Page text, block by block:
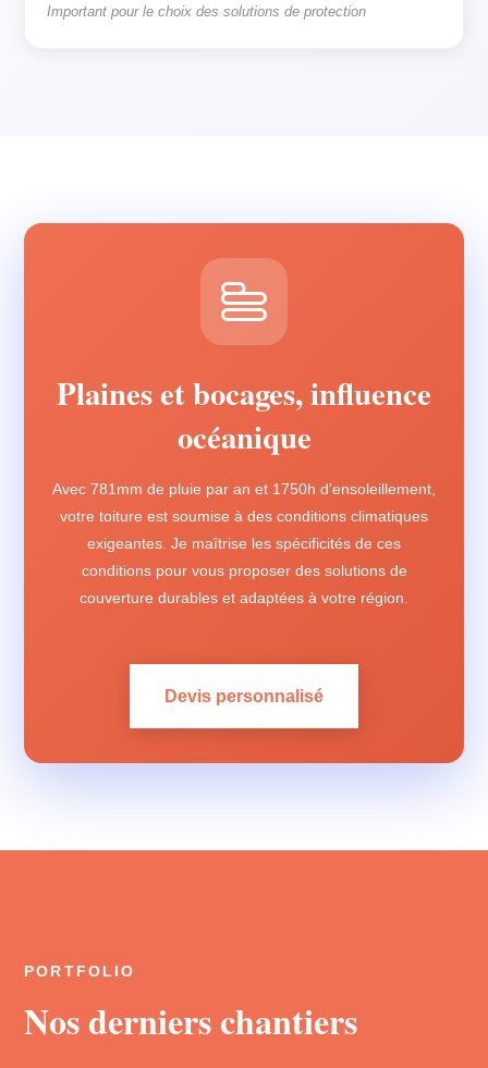
Important pour le choix des solutions de protection
Plaines et bocages, influence
océanique
Avec 781mm de pluie par an et 1750h d'ensoleillement,
votre toiture est soumise à des conditions climatiques
exigeantes. Je maîtrise les spécificités de ces
conditions pour vous proposer des solutions de
couverture durables et adaptées à votre région.
Devis personnalisé
PORTFOLIO
Nos derniers chantiers